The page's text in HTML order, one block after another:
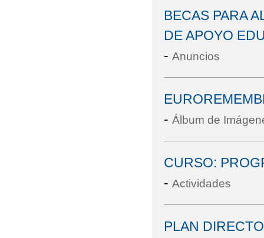
BECAS PARA
DE APOYO
- Anuncios
- Álbum de
CURSO:
- Actividades
PLAN